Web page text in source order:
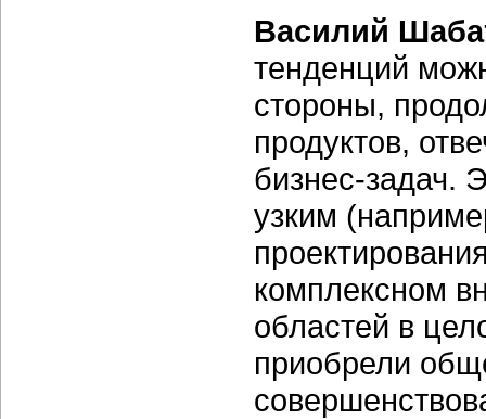
Василий
тенденций
стороны,
продуктов,
бизнес-задач.
узким
комплексном
областей в
приобрели